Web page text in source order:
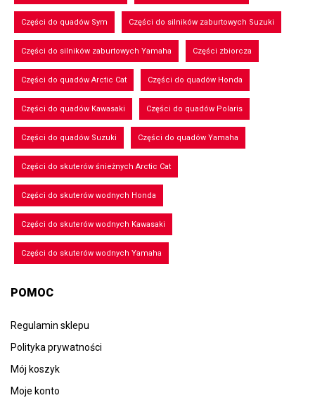
Części do quadów Sym Części do silników zaburtowych Suzuki
Części do silników zaburtowych Yamaha Części zbiorcza
Części do quadów Arctic Cat Części do quadów Honda
Części do quadów Kawasaki Części do quadów Polaris
Części do quadów Suzuki Części do quadów Yamaha
Części do skuterów śnieżnych Arctic Cat
Części do skuterów wodnych Honda
Części do skuterów wodnych Kawasaki
Części do skuterów wodnych Yamaha
POMOC
Regulamin sklepu
Polityka prywatności
Mój koszyk
Moje konto